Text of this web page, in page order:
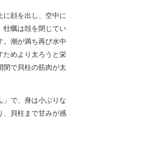
に顔を出し、空中に
牡蠣は殻を閉じてい
。潮が満ち再び水中
ためより太ろうと栄
閉で貝柱の筋肉が太
」で、身は小ぶりな
、貝柱まで甘みが感